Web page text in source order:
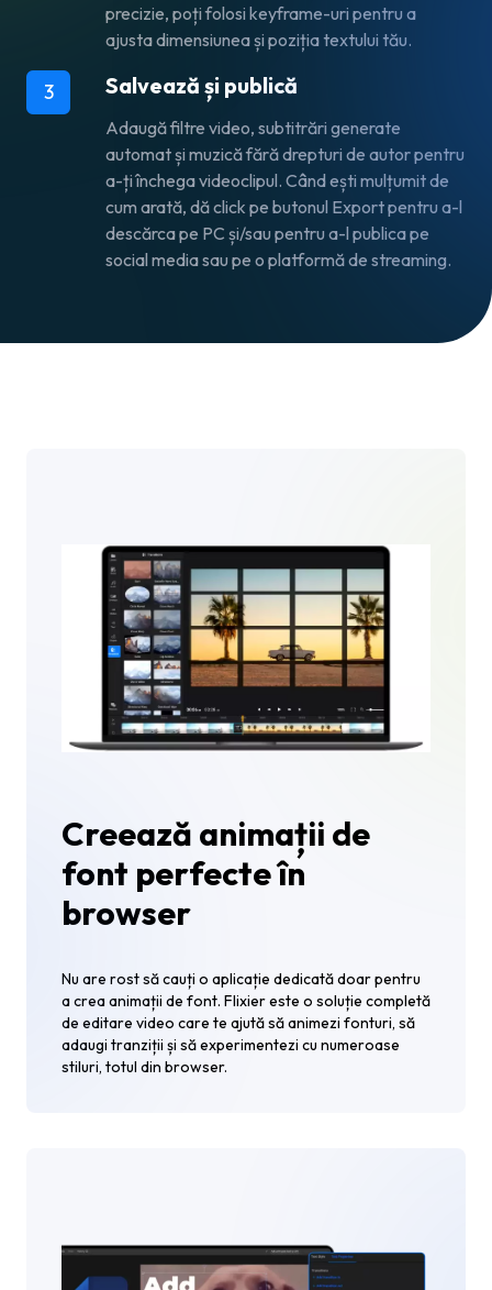
precizie, poți folosi keyframe-uri pentru a
ajusta dimensiunea și poziția textului tău.
3 Salvează și publică
Adaugă filtre video, subtitrări generate
automat și muzică fără drepturi de autor pentru
a-ți închega videoclipul. Când ești mulțumit de
cum arată, dă click pe butonul Export pentru a-l
descărca pe PC și/sau pentru a-l publica pe
social media sau pe o platformă de streaming.
Creează animații de
font perfecte în
browser
Nu are rost să cauți o aplicație dedicată doar pentru
a crea animații de font. Flixier este o soluție completă
de editare video care te ajută să animezi fonturi, să
adaugi tranziții și să experimentezi cu numeroase
stiluri, totul din browser.